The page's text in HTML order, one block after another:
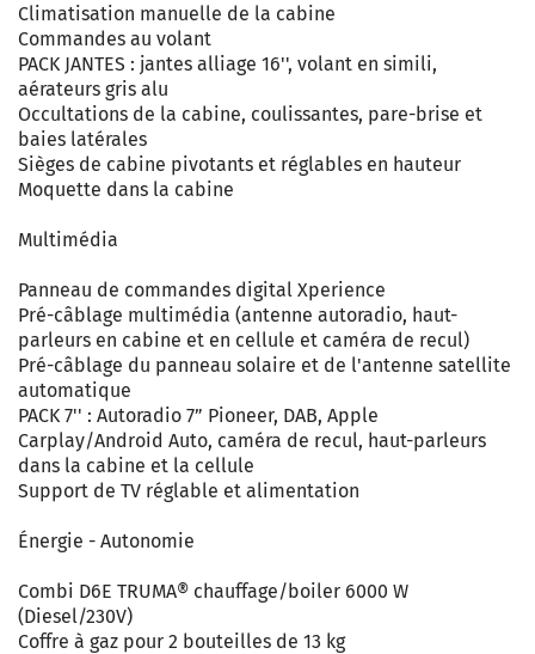
Climatisation manuelle de la cabine
Commandes au volant
PACK JANTES : jantes alliage 16'', volant en simili,
aérateurs gris alu
Occultations de la cabine, coulissantes, pare-brise et
baies latérales
Sièges de cabine pivotants et réglables en hauteur
Moquette dans la cabine
Multimédia
Panneau de commandes digital Xperience
Pré-câblage multimédia (antenne autoradio, haut-
parleurs en cabine et en cellule et caméra de recul)
Pré-câblage du panneau solaire et de l'antenne satellite
automatique
PACK 7'' : Autoradio 7” Pioneer, DAB, Apple
Carplay/Android Auto, caméra de recul, haut-parleurs
dans la cabine et la cellule
Support de TV réglable et alimentation
Énergie - Autonomie
Combi D6E TRUMA® chauffage/boiler 6000 W
(Diesel/230V)
Coffre à gaz pour 2 bouteilles de 13 kg